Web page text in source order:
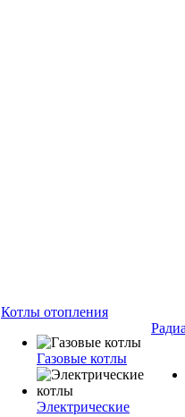
Котлы отопления
Газовые котлы
Электрические